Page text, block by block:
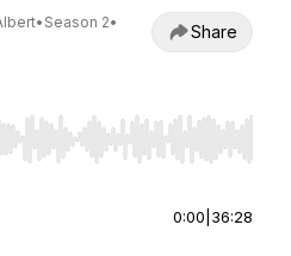
• Season 2•
Share
to seek, Home/End to jump to
0:00 36:28